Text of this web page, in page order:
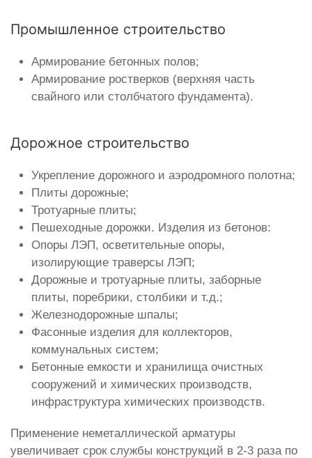
Промышленное строительство
Армирование бетонных полов;
Армирование ростверков (верхняя часть
свайного или столбчатого фундамента).
Дорожное строительство
Укрепление дорожного и аэродромного полотна;
Плиты дорожные;
Тротуарные плиты;
Пешеходные дорожки. Изделия из бетонов:
Опоры ЛЭП, осветительные опоры,
изолирующие траверсы ЛЭП;
Дорожные и тротуарные плиты, заборные
плиты, поребрики, столбики и т.д.;
Железнодорожные шпалы;
Фасонные изделия для коллекторов,
коммунальных систем;
Бетонные емкости и хранилища очистных
сооружений и химических производств,
инфраструктура химических производств.
Применение неметаллической арматуры
увеличивает срок службы конструкций в 2-3 раза по